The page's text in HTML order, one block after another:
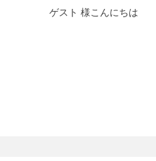
ゲスト 様こんにちは